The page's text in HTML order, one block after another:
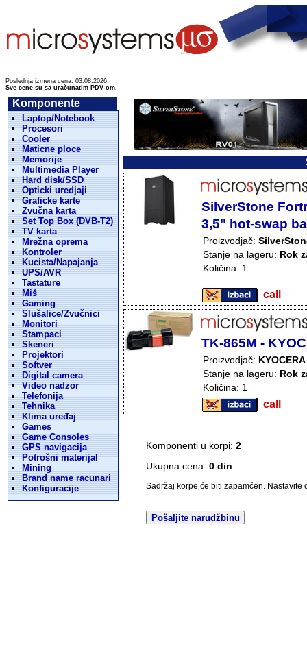
Poslednja izmena cena: 03.08.2026.
Sve cene su sa uračunatim PDV-om.
Komponente
Laptop/Notebook
Procesori
Cooler
Maticne ploce
Memorije
Multimedia Player
Hard disk/SSD
Opticki uredjaji
Graficke karte
Zvučna karta
Set Top Box (DVB-T2)
TV karta
Mrežna oprema
Kontroler
Kucista/Napajanja
UPS/AVR
Tastature
Miš
Gaming
Slušalice/Zvučnici
Monitori
Stampaci
Skeneri
Projektori
Softver
Digital camera
Video nadzor
Telefonija
Tehnika
Klima uređaj
Games
Game Consoles
GPS navigacija
Potrošni materijal
Mining
Brand name racunari
Konfiguracije
SilverStone
3,5" hot-swap
Proizvodjač:
Stanje na lageru: Rok
Količina: 1
call
TK-865M -
Proizvodjač: KYOCERA
Stanje na lageru: Rok
Količina: 1
call
Komponenti u korpi: 2
Ukupna cena: 0 din
Sadržaj korpe će biti zapamćen. Nastavite